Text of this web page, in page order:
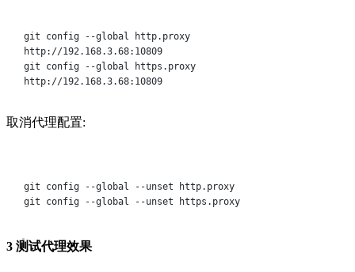
git config --global
http.proxy
http://192.168.3.68:10809
git
config --global
https.proxy
http://192.168.3.68:10809
取消代理配置:
git config --global --unset
http.proxy
git
config --global --unset https.proxy
3 测试代理效果